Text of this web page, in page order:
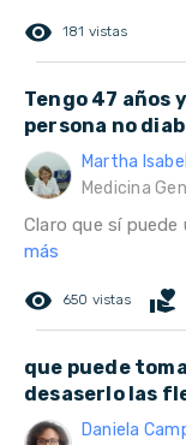
remove_red_eye 181 vistas
Tengo 47 años
persona no
Martha
Medicina
Claro que sí
más
remove_red_eye 650 vistas volunteer_activism
que puede
desaserlo las
Daniela